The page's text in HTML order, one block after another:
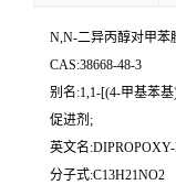
N,N-二异丙醇对甲苯
CAS:38668-48-3
别名:1,1-[(4-甲基苯
促进剂;
英文名
分子式:C13H21NO2